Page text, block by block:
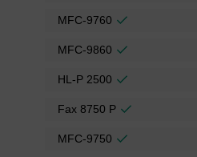
MFC-9760
MFC-9860
HL-P 2500
Fax 8750 P
MFC-9750